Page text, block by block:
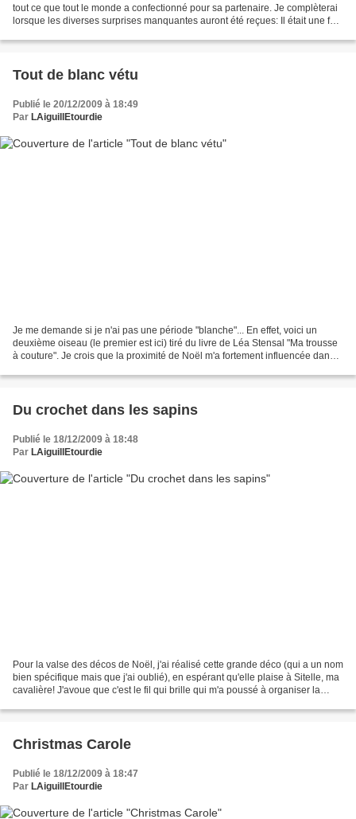
tout ce que tout le monde a confectionné pour sa partenaire. Je complèterai
lorsque les diverses surprises manquantes auront été reçues: Il était une fois
Tout de blanc vétu
Publié le 20/12/2009 à 18:49
Par LAiguillEtourdie
Je me demande si je n'ai pas une période "blanche"... En effet, voici un
deuxième oiseau (le premier est ici) tiré du livre de Léa Stensal "Ma trousse
à couture". Je crois que la proximité de Noël m'a fortement influencée dans
Du crochet dans les sapins
Publié le 18/12/2009 à 18:48
Par LAiguillEtourdie
Pour la valse des décos de Noël, j'ai réalisé cette grande déco (qui a un nom
bien spécifique mais que j'ai oublié), en espérant qu'elle plaise à Sitelle, ma
cavalière! J'avoue que c'est le fil qui brille qui m'a poussé à organiser la
Christmas Carole
Publié le 18/12/2009 à 18:47
Par LAiguillEtourdie